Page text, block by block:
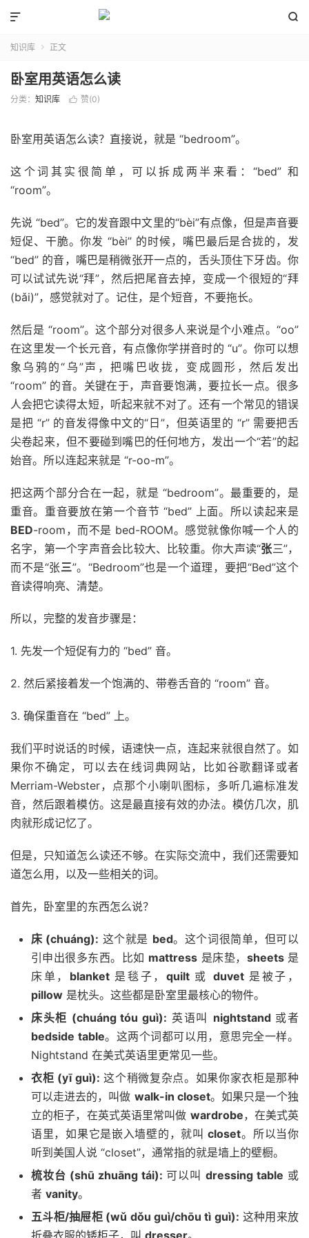


知识库  正文
卧室用英语怎么读
分类： 知识库  赞(0)
卧室用英语怎么读？直接说，就是 “bedroom”。
这个词其实很简单，可以拆成两半来看：“bed” 和
“room”。
先说 “bed”。它的发音跟中文里的“bèi”有点像，但是声音要
短促、干脆。你发 “bèi” 的时候，嘴巴最后是合拢的，发
“bed” 的音，嘴巴是稍微张开一点的，舌头顶住下牙齿。你
可以试试先说“拜”，然后把尾音去掉，变成一个很短的“拜
(bǎi)”，感觉就对了。记住，是个短音，不要拖长。
然后是 “room”。这个部分对很多人来说是个小难点。“oo”
在这里发一个长元音，有点像你学拼音时的 “u”。你可以想
象乌鸦的“乌”声，把嘴巴收拢，变成圆形，然后发出
“room” 的音。关键在于，声音要饱满，要拉长一点。很多
人会把它读得太短，听起来就不对了。还有一个常见的错误
是把 “r” 的音发得像中文的“日”，但英语里的 “r” 需要把舌
尖卷起来，但不要碰到嘴巴的任何地方，发出一个“若”的起
始音。所以连起来就是 “r-oo-m”。
把这两个部分合在一起，就是 “bedroom”。最重要的，是
重音。重音要放在第一个音节 “bed” 上面。所以读起来是
BED-room，而不是 bed-ROOM。感觉就像你喊一个人的
名字，第一个字声音会比较大、比较重。你大声读“张三”，
而不是“张三”。“Bedroom”也是一个道理，要把“Bed”这个
音读得响亮、清楚。
所以，完整的发音步骤是：
1. 先发一个短促有力的 “bed” 音。
2. 然后紧接着发一个饱满的、带卷舌音的 “room” 音。
3. 确保重音在 “bed” 上。
我们平时说话的时候，语速快一点，连起来就很自然了。如
果你不确定，可以去在线词典网站，比如谷歌翻译或者
Merriam-Webster，点那个小喇叭图标，多听几遍标准发
音，然后跟着模仿。这是最直接有效的办法。模仿几次，肌
肉就形成记忆了。
但是，只知道怎么读还不够。在实际交流中，我们还需要知
道怎么用，以及一些相关的词。
首先，卧室里的东西怎么说？
床 (chuáng): 这个就是 bed。这个词很简单，但可以
引申出很多东西。比如 mattress 是床垫， sheets是
床单， blanket是毯子， quilt或 duvet是被子，
pillow 是枕头。这些都是卧室里最核心的物件。
床头柜 (chuáng tóu guì): 英语叫 nightstand或者
bedside table。这两个词都可以用，意思完全一样。
Nightstand 在美式英语里更常见一些。
衣柜 (yī guì): 这个稍微复杂点。如果你家衣柜是那种
可以走进去的，叫做 walk-in closet。如果只是一个独
立的柜子，在英式英语里常叫做 wardrobe，在美式英
语里，如果它是嵌入墙壁的，就叫closet。所以当你
听到美国人说 “closet”，通常指的就是墙上的壁橱。
梳妆台 (shū zhuāng tái): 可以叫dressing table 或
者 vanity。
五斗柜/抽屉柜 (wǔ dǒu guì/chōu tì guì): 这种用来放
折叠衣服的矮柜子，叫 dresser。